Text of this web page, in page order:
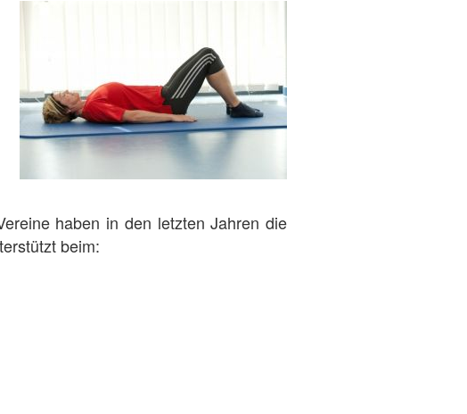
haben in den letzten Jahren die
beim: